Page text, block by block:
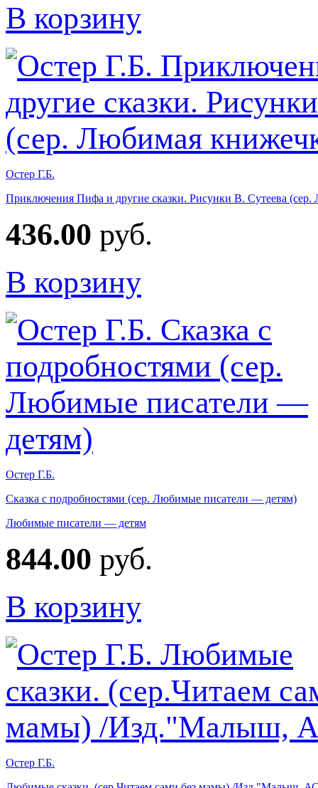
В корзину
Остер Г.Б.
Приключения Пифа и другие сказки. Рисунки В. Сутеева
436.00 руб.
В корзину
Остер Г.Б.
Сказка с подробностями (сер. Любимые писатели — детям)
Любимые писатели — детям
844.00 руб.
В корзину
Остер Г.Б.